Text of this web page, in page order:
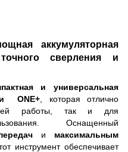
аккумуляторная
сверления и
и универсальная
ONE+ , которая отлично
работы, так и для
Оснащенный
и максимальным
инструмент обеспечивает